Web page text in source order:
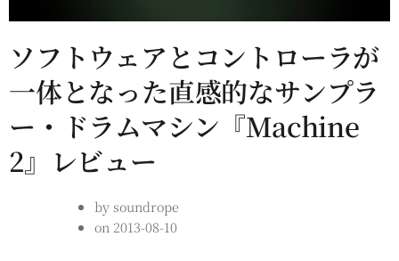
ソフトウェアとコントローラが
一体となった直感的なサンプラ
ー・ドラムマシン『Machine
2』レビュー
bysoundrope
on 2013-08-10